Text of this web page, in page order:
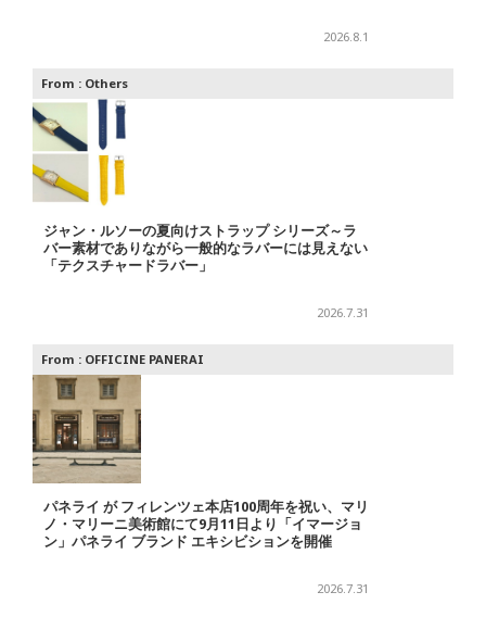
2026.8.1
From : Others
ジャン・ルソーの夏向けストラップ シリーズ～ラ
バー素材でありながら一般的なラバーには見えない
「テクスチャードラバー」
2026.7.31
From : OFFICINE PANERAI
パネライ が フィレンツェ本店100周年を祝い、マリ
ノ・マリーニ美術館にて9月11日より「イマージョ
ン」パネライ ブランド エキシビションを開催
2026.7.31